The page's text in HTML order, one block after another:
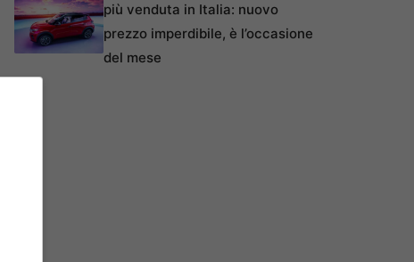
più venduta in Italia: nuovo
prezzo imperdibile, è l’occasione
del mese